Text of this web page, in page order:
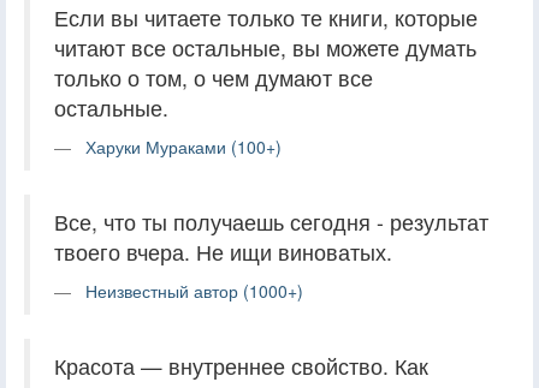
Если вы читаете только те книги, которые
читают все остальные, вы можете думать
только о том, о чем думают все
остальные.
Харуки Мураками (100+)
Все, что ты получаешь сегодня - результат
твоего вчера. Не ищи виноватых.
Неизвестный автор (1000+)
Красота — внутреннее свойство. Как